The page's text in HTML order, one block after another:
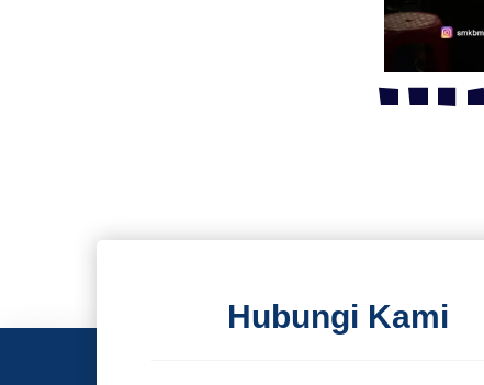
Hubungi Kami